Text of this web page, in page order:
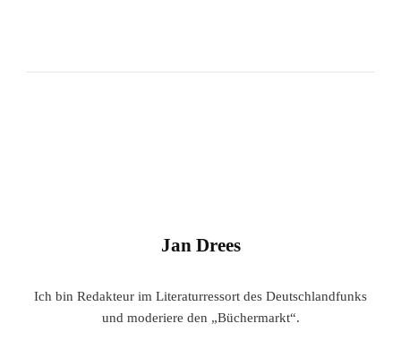
Jan Drees
Ich bin Redakteur im Literaturressort des Deutschlandfunks
und moderiere den „Büchermarkt“.